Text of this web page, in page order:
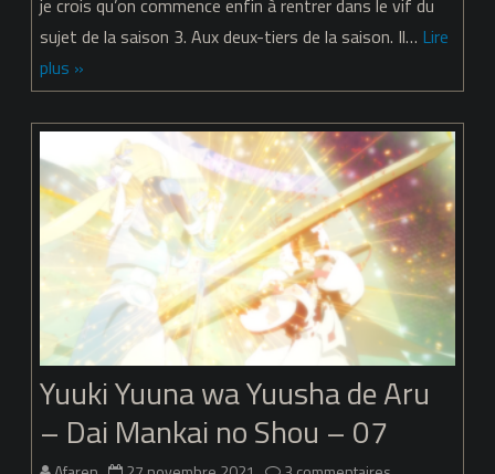
wa
Aru
–
Dai
Mankai
no
Shou
–
08
je crois qu’on commence enfin à rentrer dans le vif du
sujet de la saison 3. Aux deux-tiers de la saison. Il… Lire
plus »
Yuuki Yuuna wa Yuusha de Aru
– Dai Mankai no Shou – 07